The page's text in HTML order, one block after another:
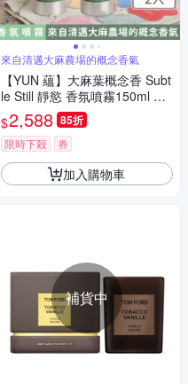
來自清邁大麻農場的概念香氣
【YUN 蘊】大麻葉概念香 Subt
le Still 靜慾 香氛噴霧150ml 兩
入組(產品不含THC 與 CBD)
$2,588 85折
限時下殺 券
加入購物車
補貨中